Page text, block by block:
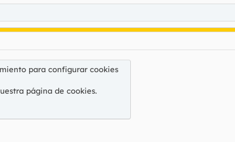
para configurar cookies
página de cookies.